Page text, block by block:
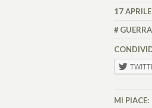
17
GUERRA
MI PIACE: